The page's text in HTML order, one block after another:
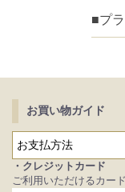
■プ
お買い物ガイド
お支払方法
・クレジットカード
ご利用いただけるカード